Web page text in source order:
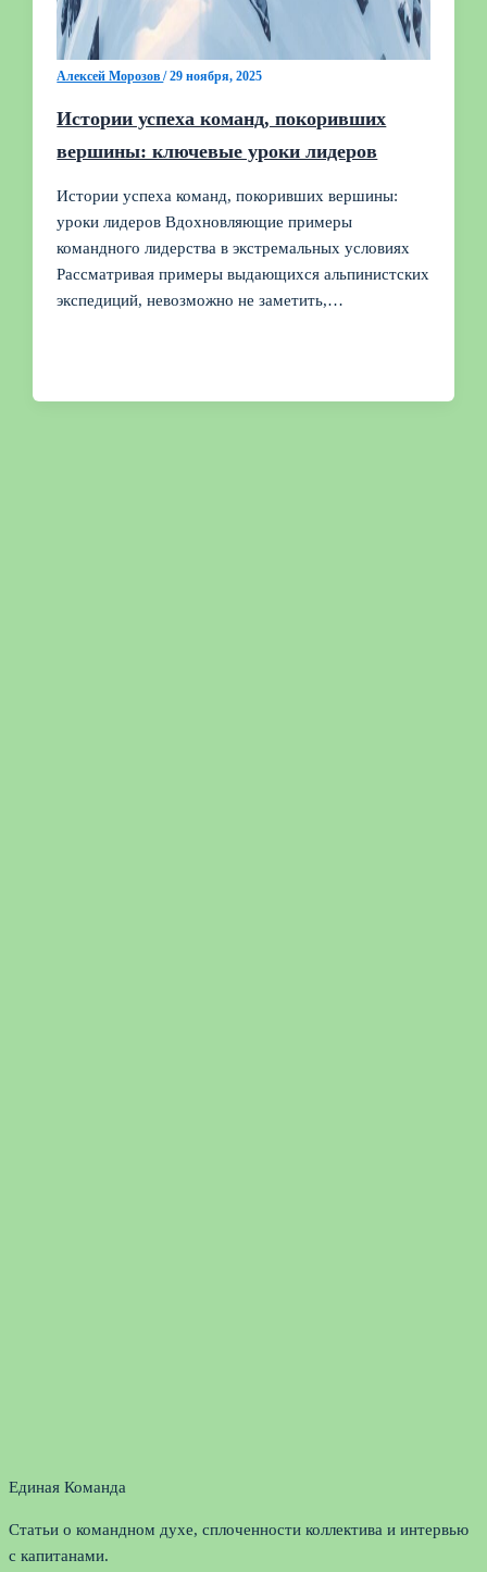
Алексей Морозов/29 ноября, 2025
Истории успеха команд, покоривших
вершины: ключевые уроки лидеров
Истории успеха команд, покоривших вершины:
уроки лидеров Вдохновляющие примеры
командного лидерства в экстремальных условиях
Рассматривая примеры выдающихся альпинистских
экспедиций, невозможно не заметить,…
Единая Команда
Статьи о командном духе, сплоченности коллектива и интервью
с капитанами.